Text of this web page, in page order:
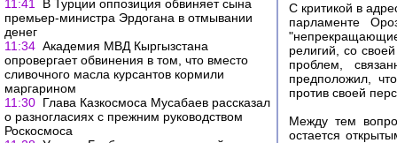
11:41
В Турции оппозиция обвиняет сына
премьер-министра Эрдогана в отмывании
денег
11:34 Академия МВД Кыргызстана
опровергает обвинения в том, что вместо
сливочного масла курсантов кормили
маргарином
11:30 Глава Казкосмоса Мусабаев рассказал
о разногласиях с прежним руководством
Роскосмоса
С критикой в
парламенте
религий, со
проблем,
предположил,
против своей
Между тем
остается